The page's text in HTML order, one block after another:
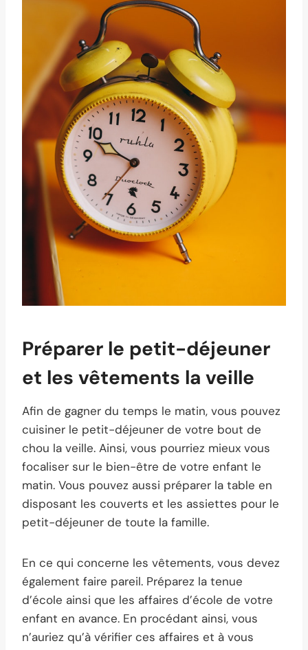
Préparer le petit-déjeuner
et les vêtements la veille
Afin de gagner du temps le matin, vous pouvez
cuisiner le petit-déjeuner de votre bout de
chou la veille. Ainsi, vous pourriez mieux vous
focaliser sur le bien-être de votre enfant le
matin. Vous pouvez aussi préparer la table en
disposant les couverts et les assiettes pour le
petit-déjeuner de toute la famille.
En ce qui concerne les vêtements, vous devez
également faire pareil. Préparez la tenue
d’école ainsi que les affaires d’école de votre
enfant en avance. En procédant ainsi, vous
n’auriez qu’à vérifier ces affaires et à vous